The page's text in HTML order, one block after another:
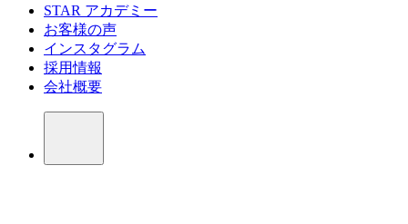
STAR アカデミー
お客様の声
インスタグラム
採用情報
会社概要